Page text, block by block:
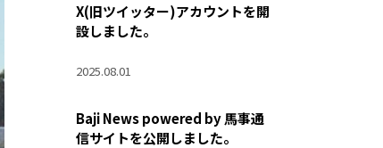
X(旧ツイッター)アカウントを開
設しました。
2025.08.01
Baji News powered by 馬事通
信サイトを公開しました。